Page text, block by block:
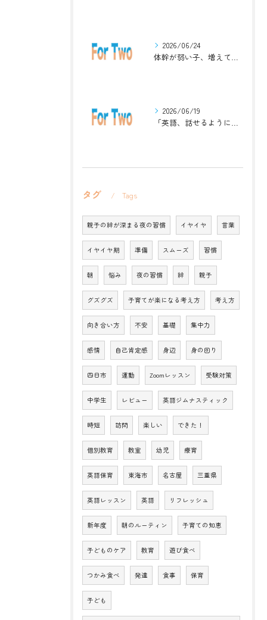
2026/06/24
体幹が弱い子、増えています。英語ジムナスティックで楽しく解決！
2026/06/19
「英語、話せるようになりたい」中学生・高校生のためのZoomレッスン
タグ Tags
親子の絆が深まる夜の習慣 イヤイヤ 言葉
イヤイヤ期 準備 スムーズ 習慣
朝 悩み 夜の習慣 絆 親子
グズグズ 子育てが楽になる考え方 考え方
向き合い方 不安 基礎 集中力
感情 自己肯定感 身辺 身の回り
四日市 運動 Zoomレッスン 受験対策
中学生 レビュー 英語ジムナスティック
時短 訪問 楽しい できた！
個別教育 教室 幼児 療育
英語保育 東海市 名古屋 三重県
英語レッスン 英語 リフレッシュ
新年度 朝のルーティン 子育ての知恵
子どものケア 教育 遊び食べ
つかみ食べ 発達 食事 保育
子ども